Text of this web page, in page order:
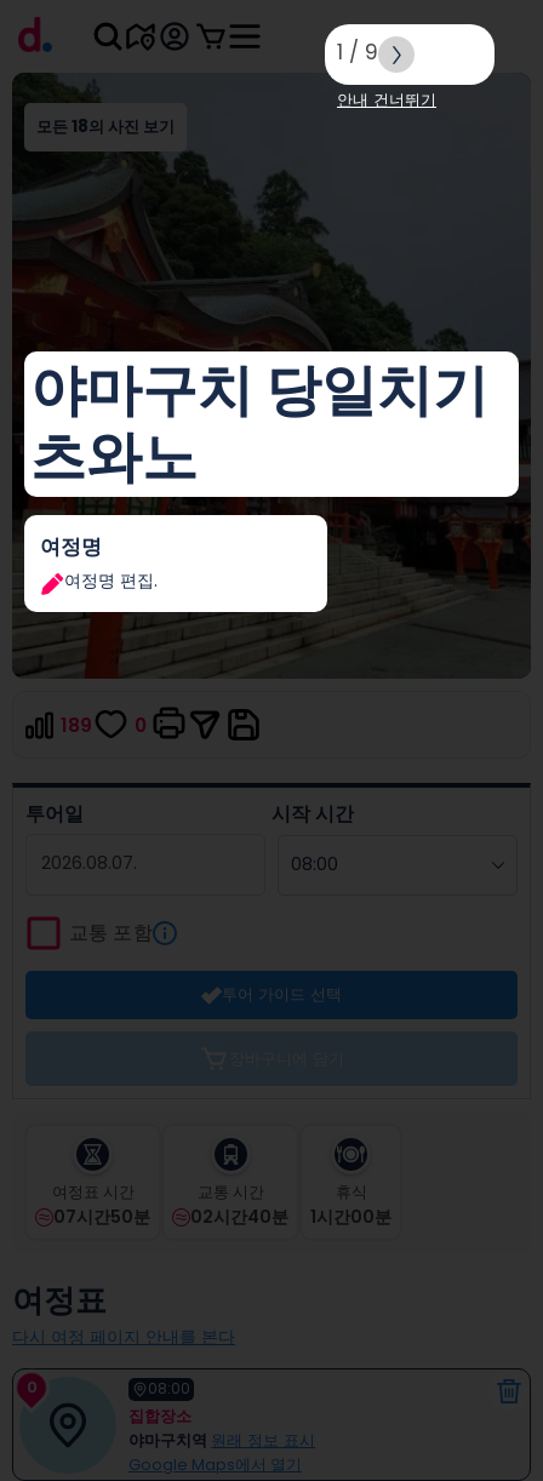
모든 18의 사진 보기
야마구치 당일치기
츠와노
여정명
여정명 편집.
189 0
투어일 시작 시간
forward
to
interact
the
question
to
get
the
keyboard
shortcuts
for
changing
교통 포함
투어 가이드 선택
여정표 시간
07시간50분
교통 시간
02시간40분
휴식
1시간00분
여정표
다시 여정 페이지 안내를 본다
0 08:00
집합장소
야마구치역 원래 정보 표시
Google Maps에서 열기
1 / 9
안내 건너뛰기